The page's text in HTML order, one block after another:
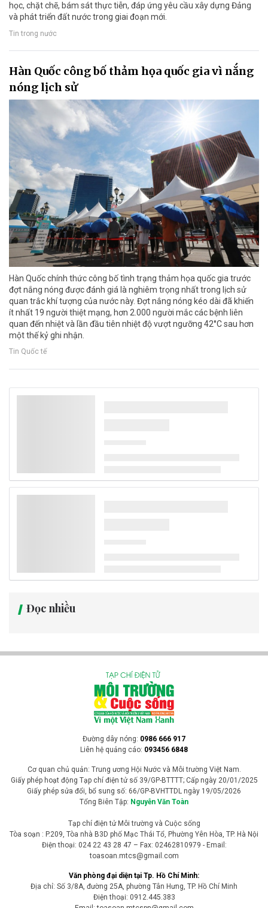
học, chặt chẽ, bám sát thực tiễn, đáp ứng yêu cầu xây dựng Đảng
và phát triển đất nước trong giai đoạn mới.
Tin trong nước
Hàn Quốc công bố thảm họa quốc gia vì nắng
nóng lịch sử
Hàn Quốc chính thức công bố tình trạng thảm họa quốc gia trước
đợt nắng nóng được đánh giá là nghiêm trọng nhất trong lịch sử
quan trắc khí tượng của nước này. Đợt nắng nóng kéo dài đã khiến
ít nhất 19 người thiệt mạng, hơn 2.000 người mắc các bệnh liên
quan đến nhiệt và lần đầu tiên nhiệt độ vượt ngưỡng 42°C sau hơn
một thế kỷ ghi nhận.
Tin Quốc tế
Đọc nhiều
Đường dây nóng: 0986 666 917
Liên hệ quảng cáo: 093456 6848
Cơ quan chủ quản: Trung ương Hội Nước và Môi trường Việt Nam.
Giấy phép hoạt động Tạp chí điện tử số 39/GP-BTTTT; Cấp ngày 20/01/2025
Giấy phép sửa đổi, bổ sung số: 66/GP-BVHTTDL ngày 19/05/2026
Tổng Biên Tập: Nguyễn Văn Toàn
Tạp chí điện tử Môi trường và Cuộc sống
Tòa soạn : P.209, Tòa nhà B3D phố Mạc Thái Tổ, Phường Yên Hòa, TP. Hà Nội
Điện thoại: 024 22 43 28 47 – Fax: 02462810979 - Email:
toasoan.mtcs@gmail.com
Văn phòng đại diện tại Tp. Hồ Chí Minh:
Địa chỉ: Số 3/8A, đường 25A, phường Tân Hưng, TP. Hồ Chí Minh
Điện thoại: 0912.445.383